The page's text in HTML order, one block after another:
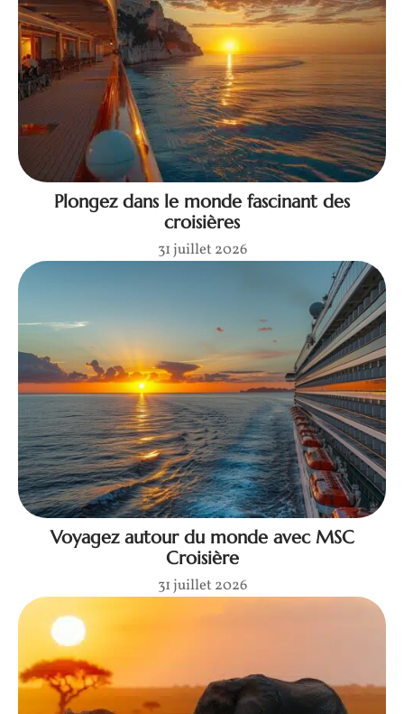
Plongez dans le monde fascinant des
croisières
31 juillet 2026
Voyagez autour du monde avec MSC
Croisière
31 juillet 2026